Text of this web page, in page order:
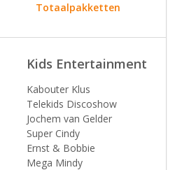
Totaalpakketten
Kids Entertainment
Kabouter Klus
Telekids Discoshow
Jochem van Gelder
Super Cindy
Ernst & Bobbie
Mega Mindy